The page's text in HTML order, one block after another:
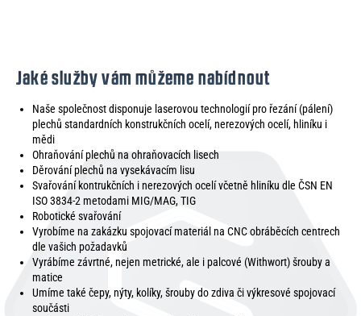
Jaké služby vám můžeme nabídnout
Naše společnost disponuje laserovou technologií pro řezání (pálení)
plechů standardních konstrukčních ocelí, nerezových ocelí, hliníku i
mědi
Ohraňování plechů na ohraňovacích lisech
Děrování plechů na vysekávacím lisu
Svařování kontrukčních i nerezových ocelí včetně hliníku dle ČSN EN
ISO 3834-2 metodami MIG/MAG, TIG
Robotické svařování
Vyrobíme na zakázku spojovací materiál na CNC obráběcích centrech
dle vašich požadavků
Vyrábíme závrtné, nejen metrické, ale i palcové (Withwort) šrouby a
matice
Umíme také čepy, nýty, kolíky, šrouby do zdiva či výkresové spojovací
součásti